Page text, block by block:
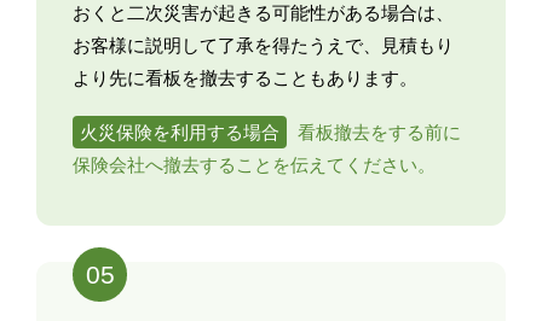
おくと二次災害が起きる可能性がある場合は、
お客様に説明して了承を得たうえで、見積もり
より先に看板を撤去することもあります。
火災保険を利用する場合
看板撤去をする前に
保険会社へ撤去することを伝えてください。
05